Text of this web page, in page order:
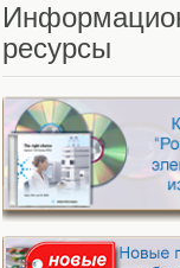
ресурсы